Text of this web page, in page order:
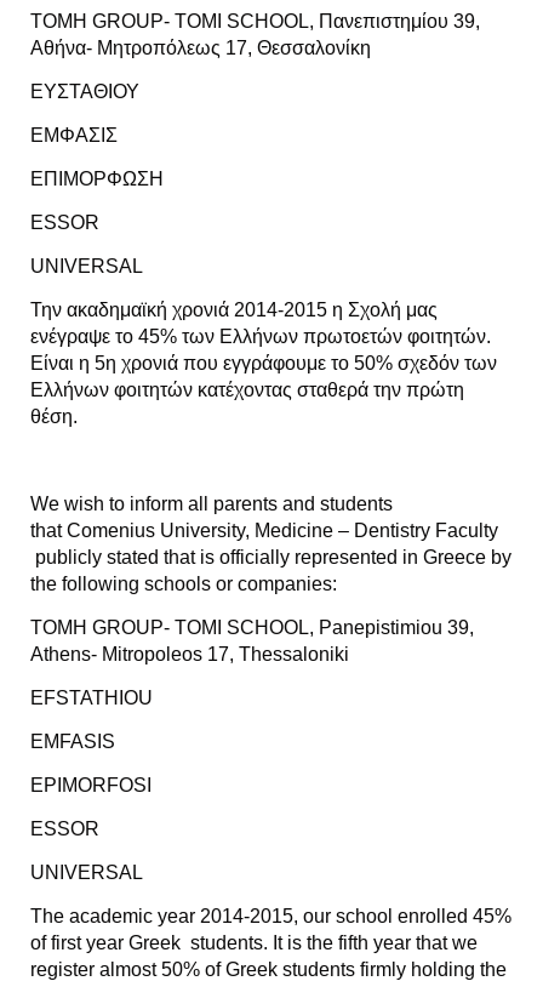
TOMH GROUP- TOMI SCHOOL, Πανεπιστημίου 39,
Αθήνα- Μητροπόλεως 17, Θεσσαλονίκη
ΕΥΣΤΑΘΙΟΥ
ΕΜΦΑΣΙΣ
ΕΠΙΜΟΡΦΩΣΗ
ESSOR
UNIVERSAL
Την ακαδημαϊκή χρονιά 2014-2015 η Σχολή μας
ενέγραψε το 45% των Ελλήνων πρωτοετών φοιτητών.
Είναι η 5η χρονιά που εγγράφουμε το 50% σχεδόν των
Ελλήνων φοιτητών κατέχοντας σταθερά την πρώτη
θέση.
We wish to inform all parents and students
that Comenius University, Medicine – Dentistry Faculty
publicly stated that is officially represented in Greece by
the following schools or companies:
TOMH GROUP- TOMI SCHOOL, Panepistimiou 39,
Athens- Mitropoleos 17, Thessaloniki
EFSTATHIOU
EMFASIS
EPIMORFOSI
ESSOR
UNIVERSAL
The academic year 2014-2015, our school enrolled 45%
of first year Greek students. It is the fifth year that we
register almost 50% of Greek students firmly holding the